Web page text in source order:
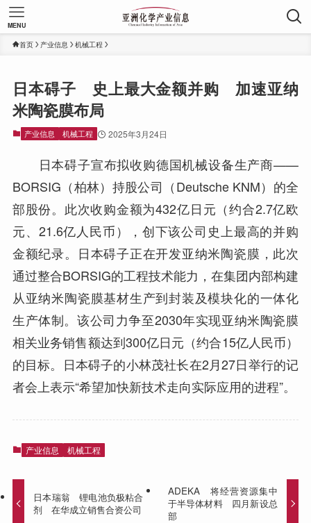
MENU
首页 产业信息 机械工程
日本碍子 史上最大金额并购 加速亚纳
米陶瓷膜布局
产业信息 机械工程 2025年3月24日
日本碍子宣布拟收购德国机械设备生产商——
BORSIG（柏林）持股公司（Deutsche KNM）的全
部股份。此次收购金额为432亿日元（约合2.7亿欧
元、21.6亿人民币），创下该公司史上最高的并购
金额纪录。日本碍子正在开发亚纳米陶瓷膜，此次
通过整合BORSIG的工程技术能力，在集团内部构建
从亚纳米陶瓷膜基材生产到封装及模块化的一体化
生产体制。该公司力争至2030年实现亚纳米陶瓷膜
相关业务销售额达到300亿日元（约合15亿人民币）
的目标。日本碍子的小林茂社长在2月27日举行的记
者会上表示“希望加快新技术走向实际应用的进程”。
产业信息 机械工程
日本瑞翁 锂电池负极粘合
剂 在华成立销售合资公司
ADEKA 将经营资源集中
于半导体材料 四月新设总
部